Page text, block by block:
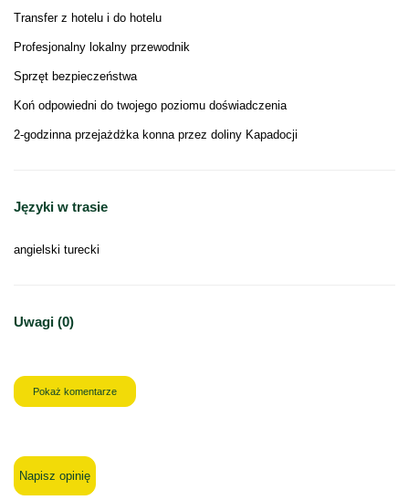
Transfer z hotelu i do hotelu
Profesjonalny lokalny przewodnik
Sprzęt bezpieczeństwa
Koń odpowiedni do twojego poziomu doświadczenia
2-godzinna przejażdżka konna przez doliny Kapadocji
Języki w trasie
angielski turecki
Uwagi (0)
Pokaż komentarze
Napisz opinię